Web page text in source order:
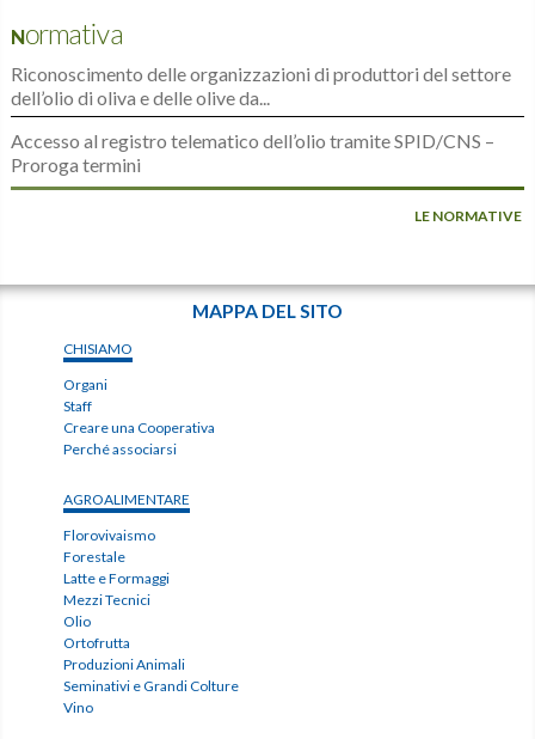
Normativa
Riconoscimento delle organizzazioni di produttori del settore
dell’olio di oliva e delle olive da...
Accesso al registro telematico dell’olio tramite SPID/CNS –
Proroga termini
LE NORMATIVE
MAPPA DEL SITO
CHISIAMO
Organi
Staff
Creare una Cooperativa
Perché associarsi
AGROALIMENTARE
Florovivaismo
Forestale
Latte e Formaggi
Mezzi Tecnici
Olio
Ortofrutta
Produzioni Animali
Seminativi e Grandi Colture
Vino